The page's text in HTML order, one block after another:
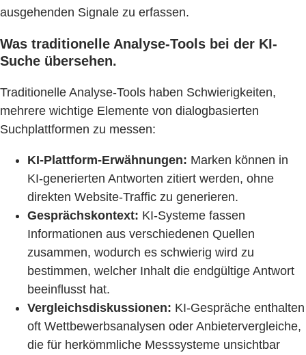
ausgehenden Signale zu erfassen.
Was traditionelle Analyse-Tools bei der KI-
Suche übersehen.
Traditionelle Analyse-Tools haben Schwierigkeiten,
mehrere wichtige Elemente von dialogbasierten
Suchplattformen zu messen:
KI-Plattform-Erwähnungen: Marken können in
KI-generierten Antworten zitiert werden, ohne
direkten Website-Traffic zu generieren.
Gesprächskontext: KI-Systeme fassen
Informationen aus verschiedenen Quellen
zusammen, wodurch es schwierig wird zu
bestimmen, welcher Inhalt die endgültige Antwort
beeinflusst hat.
Vergleichsdiskussionen: KI-Gespräche enthalten
oft Wettbewerbsanalysen oder Anbietervergleiche,
die für herkömmliche Messsysteme unsichtbar